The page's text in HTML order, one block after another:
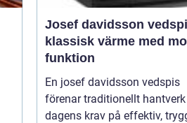
Josef davidsson
klassisk värme med
funktion
En josef davidsson vedspis
förenar traditionellt
dagens krav på effektiv,